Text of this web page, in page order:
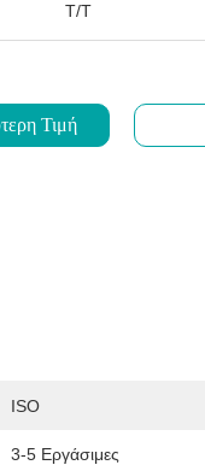
T/T
Τιμή
ISO
3-5 Εργάσιμες